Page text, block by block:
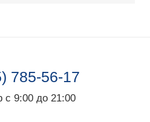
785-56-17
с 9:00 до 21:00